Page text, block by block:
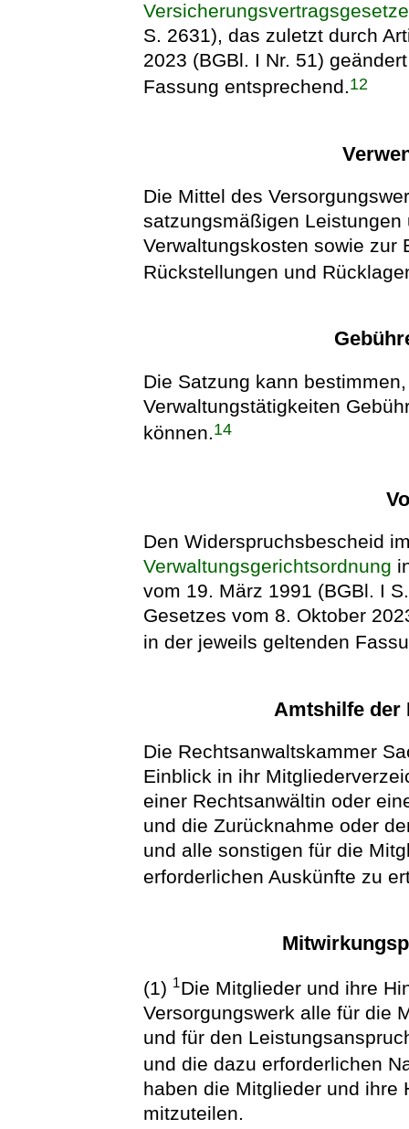
S. 2631), das zuletzt durch
2023 (BGBl. I Nr. 51)
Fassung entsprechend.12
Die Mittel des
satzungsmäßigen Leistungen
Verwaltungskosten sowie zur
Rückstellungen und
Die Satzung kann
Verwaltungstätigkeiten
können.14
Den Widerspruchsbescheid
Verwaltungsgerichtsordnung
vom 19. März 1991 (BGBl. I
Gesetzes vom 8. Oktober
in der jeweils geltenden
Amtshilfe der
Die Rechtsanwaltskammer
Einblick in ihr
einer Rechtsanwältin oder
und die Zurücknahme oder
und alle sonstigen für die
erforderlichen Auskünfte zu
(1) 1Die Mitglieder und ihre
Versorgungswerk alle für die
und für den
und die dazu erforderlichen
haben die Mitglieder und ihre
mitzuteilen.